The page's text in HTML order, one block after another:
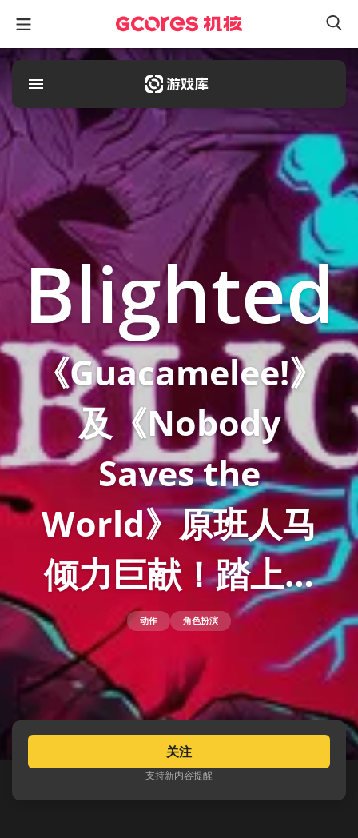
Blighted
《Guacamelee!》
及《Nobody
Saves the
World》原班人马
倾力巨献！踏上…
动作 角色扮演
关注
支持新内容提醒